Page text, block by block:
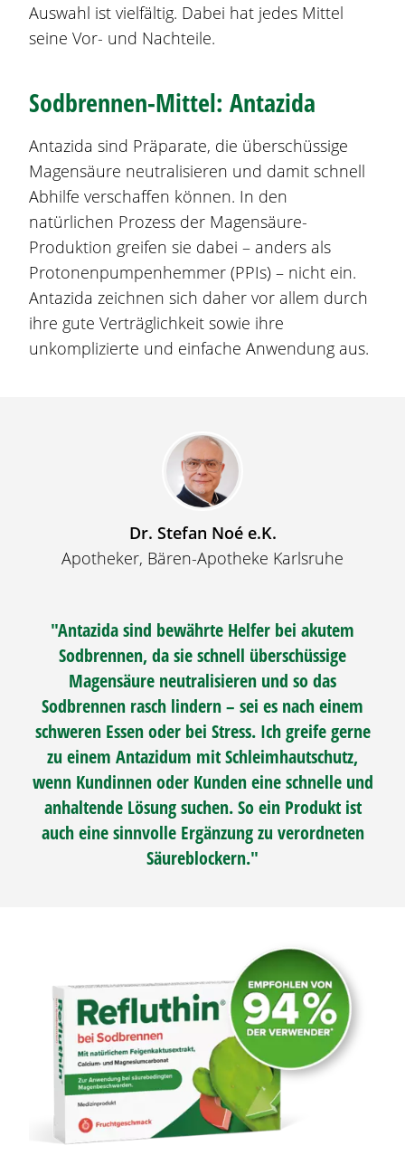
Auswahl ist vielfältig. Dabei hat jedes Mittel
seine Vor- und Nachteile.
Sodbrennen-Mittel: Antazida
Antazida sind Präparate, die überschüssige
Magensäure neutralisieren und damit schnell
Abhilfe verschaffen können. In den
natürlichen Prozess der Magensäure-
Produktion greifen sie dabei – anders als
Protonenpumpenhemmer (PPIs) – nicht ein.
Antazida zeichnen sich daher vor allem durch
ihre gute Verträglichkeit sowie ihre
unkomplizierte und einfache Anwendung aus.
Dr. Stefan Noé e.K.
Apotheker, Bären-Apotheke Karlsruhe
"Antazida sind bewährte Helfer bei akutem
Sodbrennen, da sie schnell überschüssige
Magensäure neutralisieren und so das
Sodbrennen rasch lindern – sei es nach einem
schweren Essen oder bei Stress. Ich greife gerne
zu einem Antazidum mit Schleimhautschutz,
wenn Kundinnen oder Kunden eine schnelle und
anhaltende Lösung suchen. So ein Produkt ist
auch eine sinnvolle Ergänzung zu verordneten
Säureblockern."